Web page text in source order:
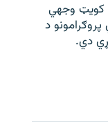
د کویټ وجهي
د
دي.